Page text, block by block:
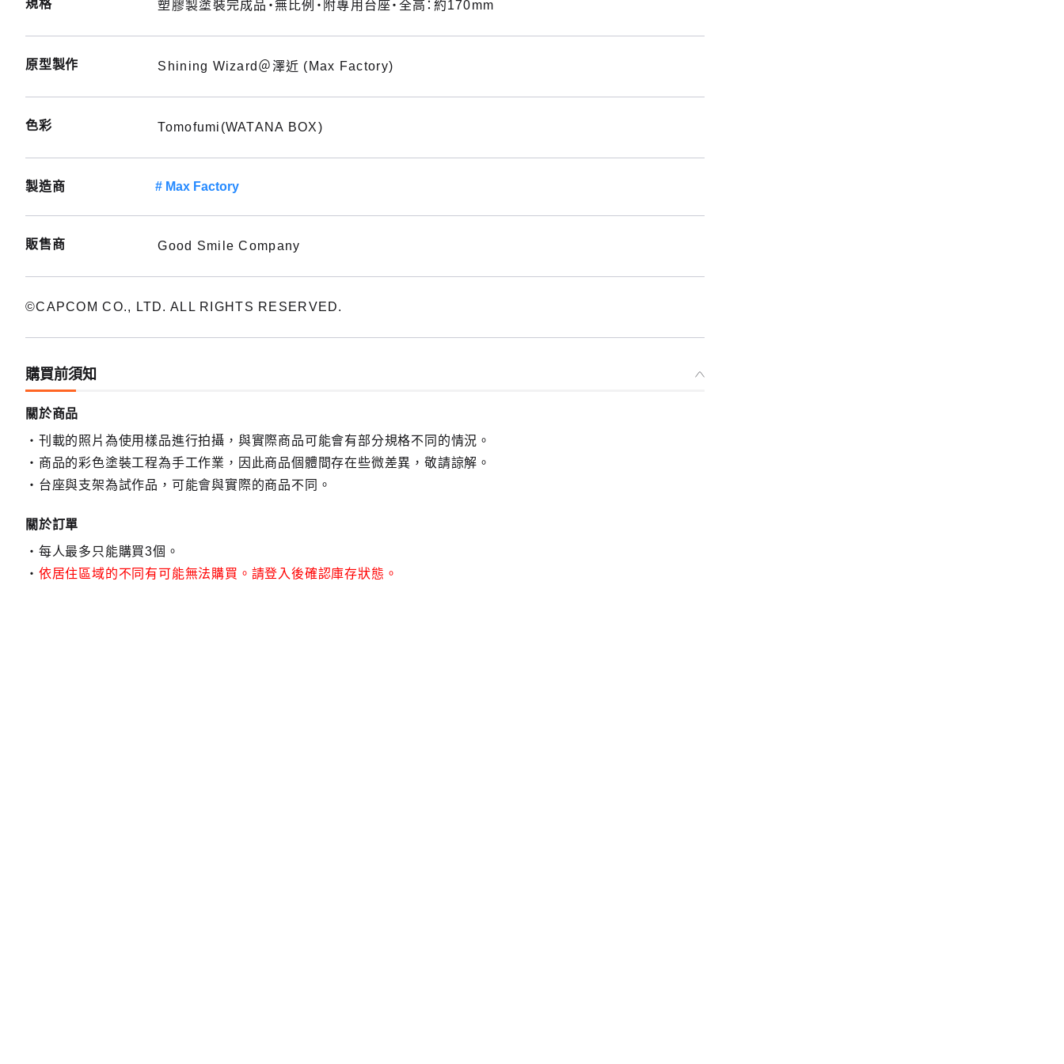
規格 塑膠製塗裝完成品・無比例・附專用台座・全高：約170mm
原型製作 Shining Wizard＠澤近 (Max Factory)
色彩 Tomofumi(WATANA BOX)
製造商 Max Factory
販售商 Good Smile Company
©CAPCOM CO., LTD. ALL RIGHTS RESERVED.
購買前須知
關於商品
刊載的照片為使用樣品進行拍攝，與實際商品可能會有部分規格不同的情況。
商品的彩色塗裝工程為手工作業，因此商品個體間存在些微差異，敬請諒解。
台座與支架為試作品，可能會與實際的商品不同。
關於訂單
每人最多只能購買3個。
依居住區域的不同有可能無法購買。請登入後確認庫存狀態。